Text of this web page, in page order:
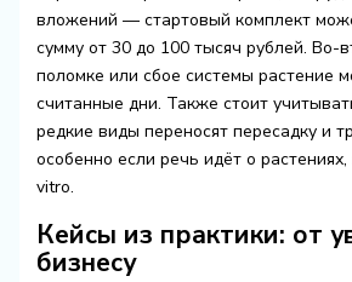
вложений — стартовый комплект
сумму от 30 до 100 тысяч рублей. Во-
поломке или сбое системы растение
считанные дни. Также стоит
редкие виды переносят пересадку и
особенно если речь идёт о
vitro.
Кейсы из практики: от
бизнесу